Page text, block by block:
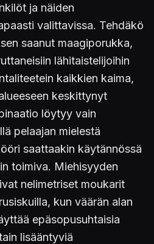
ja näiden
valittavissa. Tehdäkö
saanut maagiporukka,
lähitaistelijoihin
kaikkien kaima,
keskittynyt
löytyy vain
pelaajan mielestä
saattaakin käytännössä
toimiva. Miehisyyden
nelimetriset moukarit
kun väärän alan
epäsopusuhtaisia
lisääntyviä